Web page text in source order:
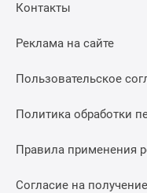
Контакты
Реклама на сайте
Пользовательское
Политика обработки
Правила применения
Согласие на